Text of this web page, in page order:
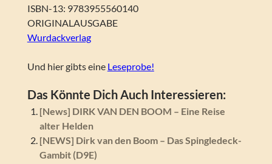
ISBN-13: 9783955560140
ORIGINALAUSGABE
Wurdackverlag
Und hier gibts eine Leseprobe!
Das Könnte Dich Auch Interessieren:
[News] DIRK VAN DEN BOOM – Eine Reise
alter Helden
[NEWS] Dirk van den Boom – Das Spingledeck-
Gambit (D9E)